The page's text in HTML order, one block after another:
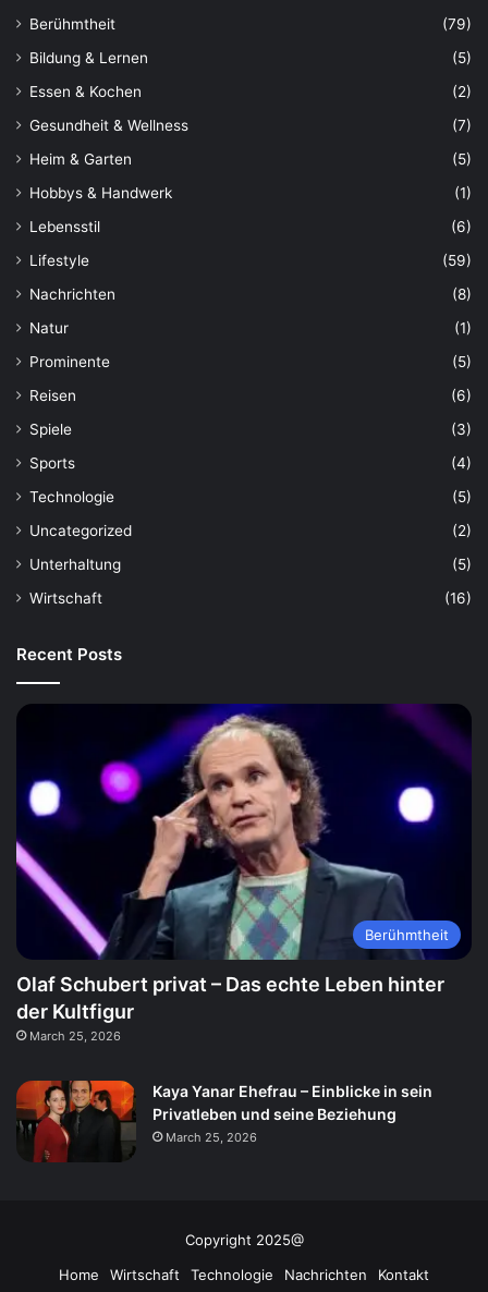
Berühmtheit
(79)
Bildung & Lernen
(5)
Essen & Kochen
(2)
Gesundheit & Wellness
(7)
Heim & Garten
(5)
Hobbys & Handwerk
(1)
Lebensstil
(6)
Lifestyle
(59)
Nachrichten
(8)
Natur
(1)
Prominente
(5)
Reisen
(6)
Spiele
(3)
Sports
(4)
Technologie
(5)
Uncategorized
(2)
Unterhaltung
(5)
Wirtschaft
(16)
Recent Posts
Berühmtheit
Olaf Schubert privat – Das echte Leben hinter
der Kultfigur
March 25, 2026
Kaya Yanar Ehefrau – Einblicke in sein
Privatleben und seine Beziehung
March 25, 2026
Copyright 2025@
Home
Wirtschaft Technologie Nachrichten Kontakt